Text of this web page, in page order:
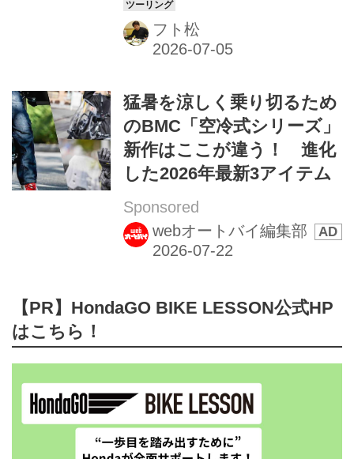
フト松
猛暑を涼しく乗り切るため
のBMC「空冷式シリーズ」
新作はここが違う！ 進化
した2026年最新3アイテム
Sponsored
webオートバイ編集部
【PR】HondaGO BIKE LESSON公式HP
はこちら！